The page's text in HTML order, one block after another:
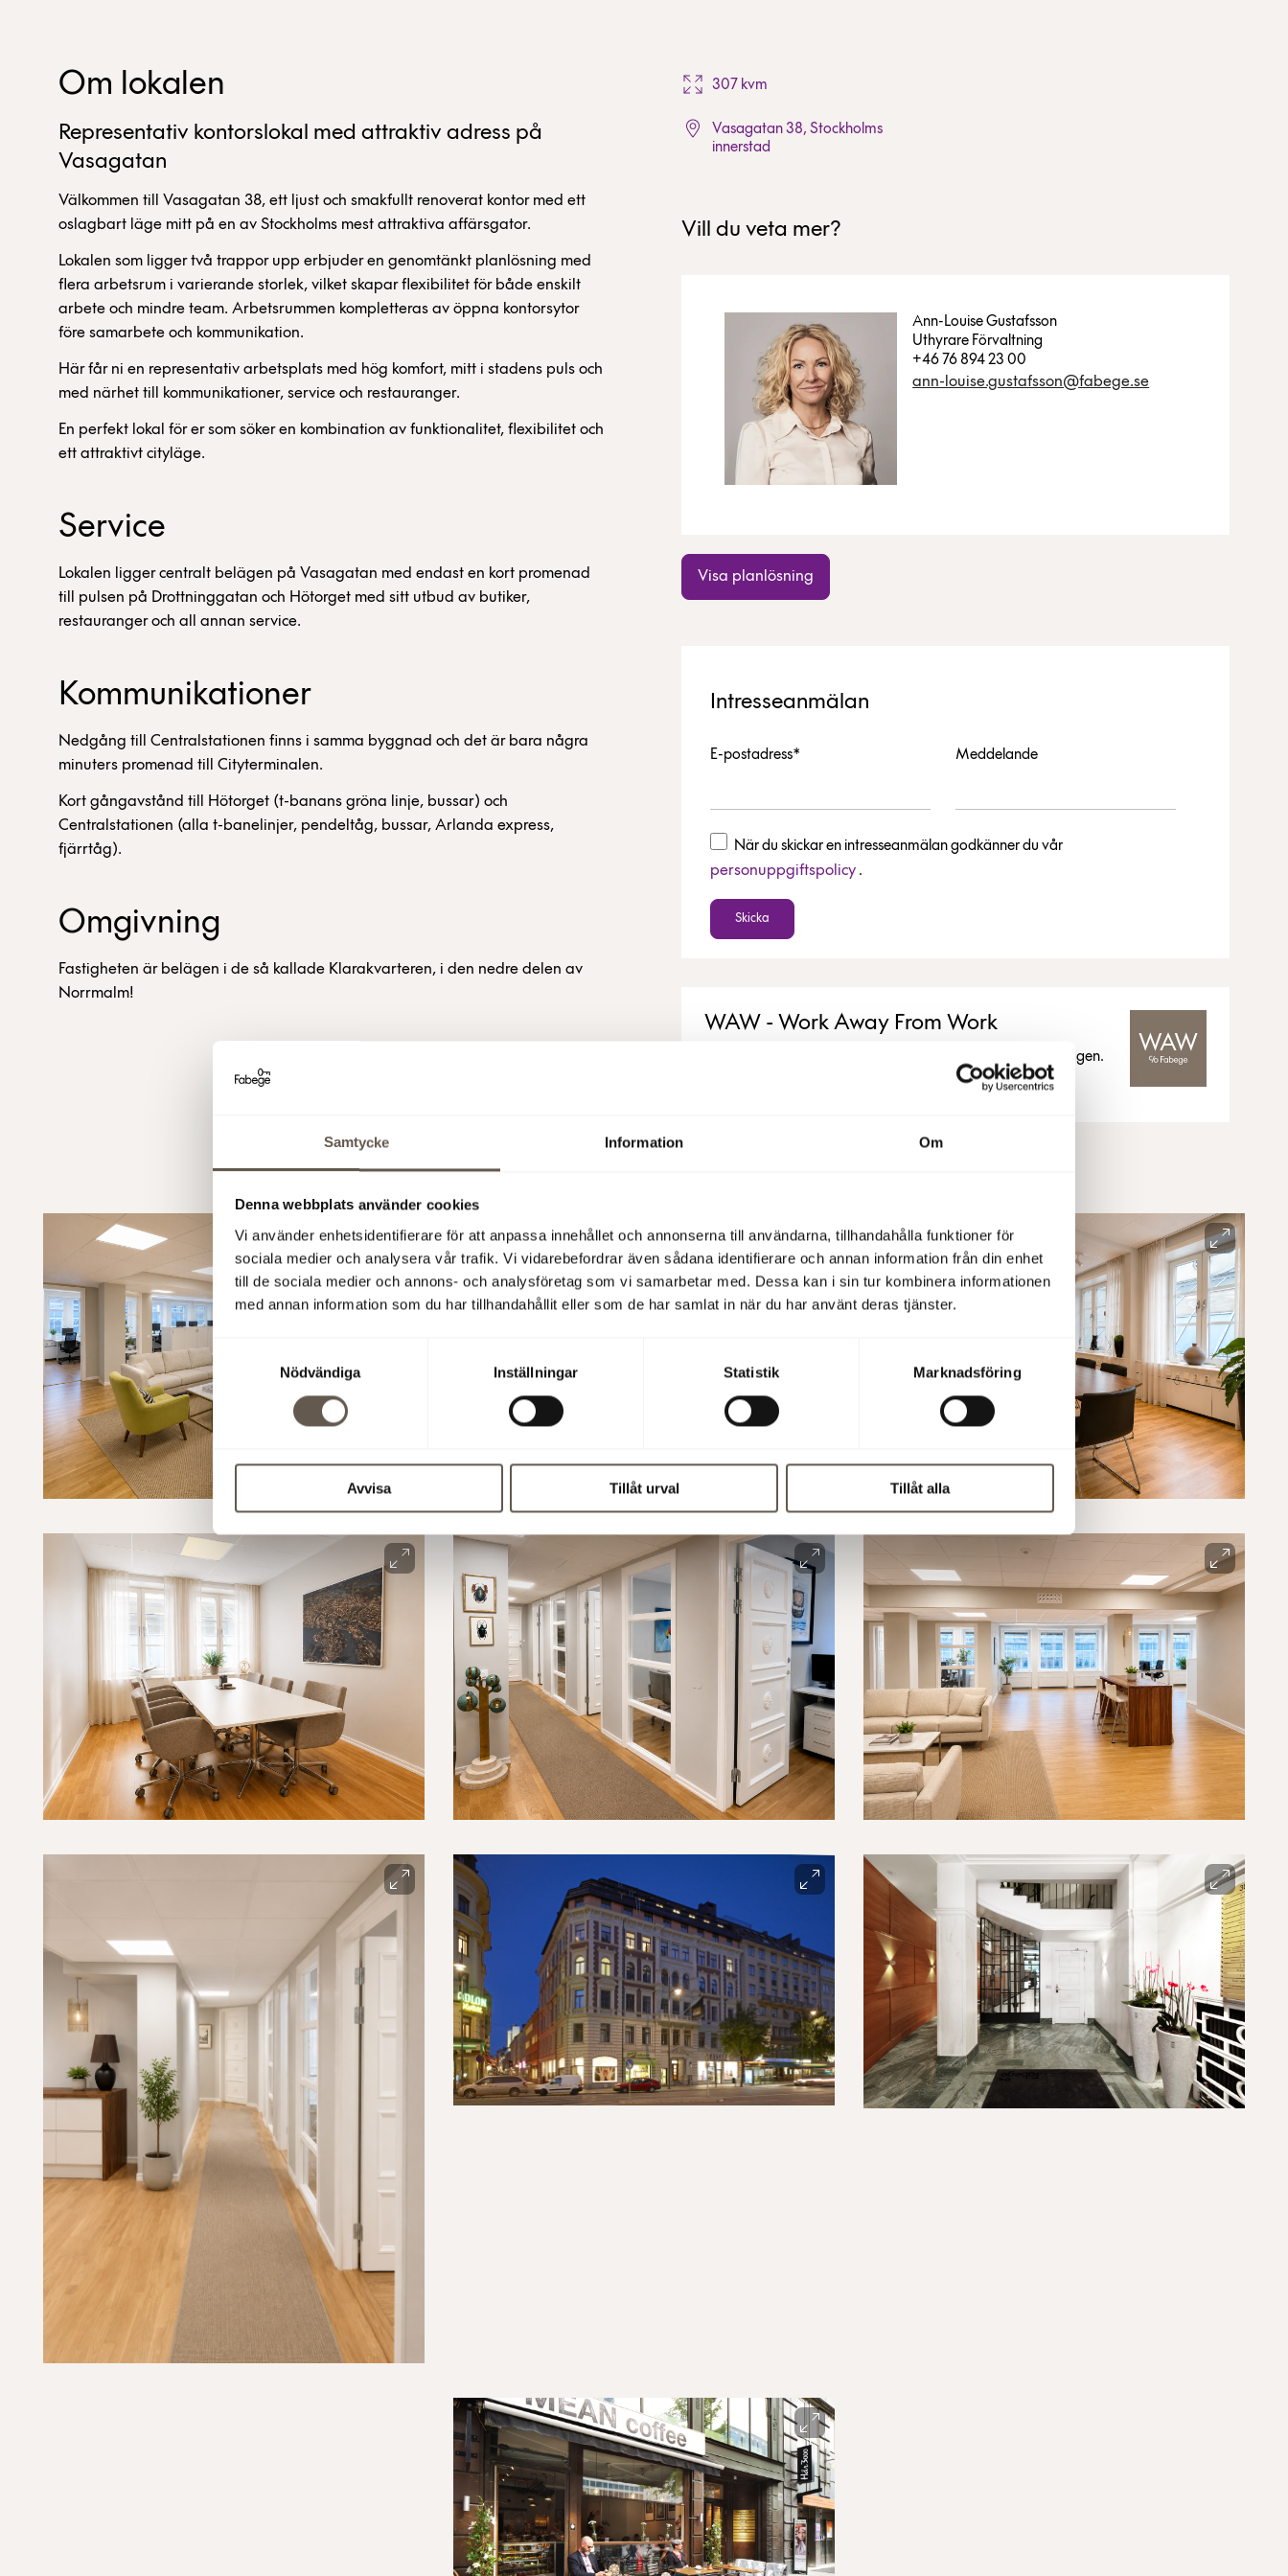
Samtycke Information Om
Denna webbplats använder cookies
Vi använder enhetsidentifierare för att anpassa innehållet och annonserna till användarna, tillhandahålla funktioner för
sociala medier och analysera vår trafik. Vi vidarebefordrar även sådana identifierare och annan information från din enhet
till de sociala medier och annons- och analysföretag som vi samarbetar med. Dessa kan i sin tur kombinera informationen
med annan information som du har tillhandahållit eller som de har samlat in när du har använt deras tjänster.
Nödvändiga
Inställningar Statistik Marknadsföring
Avvisa Tillåt urval Tillåt alla
Om lokalen
Representativ kontorslokal med attraktiv adress på
Vasagatan
Välkommen till Vasagatan 38, ett ljust och smakfullt renoverat kontor med ett
oslagbart läge mitt på en av Stockholms mest attraktiva affärsgator.
Lokalen som ligger två trappor upp erbjuder en genomtänkt planlösning med
flera arbetsrum i varierande storlek, vilket skapar flexibilitet för både enskilt
arbete och mindre team. Arbetsrummen kompletteras av öppna kontorsytor
före samarbete och kommunikation.
Här får ni en representativ arbetsplats med hög komfort, mitt i stadens puls och
med närhet till kommunikationer, service och restauranger.
En perfekt lokal för er som söker en kombination av funktionalitet, flexibilitet och
ett attraktivt cityläge.
Service
Lokalen ligger centralt belägen på Vasagatan med endast en kort promenad
till pulsen på Drottninggatan och Hötorget med sitt utbud av butiker,
restauranger och all annan service.
Kommunikationer
Nedgång till Centralstationen finns i samma byggnad och det är bara några
minuters promenad till Cityterminalen.
Kort gångavstånd till Hötorget (t-banans gröna linje, bussar) och
Centralstationen (alla t-banelinjer, pendeltåg, bussar, Arlanda express,
fjärrtåg).
Omgivning
Fastigheten är belägen i de så kallade Klarakvarteren, i den nedre delen av
Norrmalm!
307 kvm
Vasagatan 38, Stockholms
innerstad
Vill du veta mer?
Ann-Louise Gustafsson
Uthyrare Förvaltning
+46 76 894 23 00
ann-louise.gustafsson@fabege.se
Visa planlösning
Intresseanmälan
E-postadress* Meddelande
När du skickar en intresseanmälan godkänner du vår
personuppgiftspolicy .
Skicka
WAW - Work Away From Work
Extra arbetsplatser för våra kunder för att underlätta vardagen.